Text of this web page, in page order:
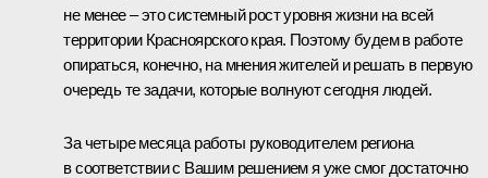
не менее – это системный рост уровня жизни на всей
территории Красноярского края. Поэтому будем в работе
опираться, конечно, на мнения жителей и решать в первую
очередь те задачи, которые волнуют сегодня людей.
За четыре месяца работы руководителем региона
в соответствии с Вашим решением я уже смог достаточно